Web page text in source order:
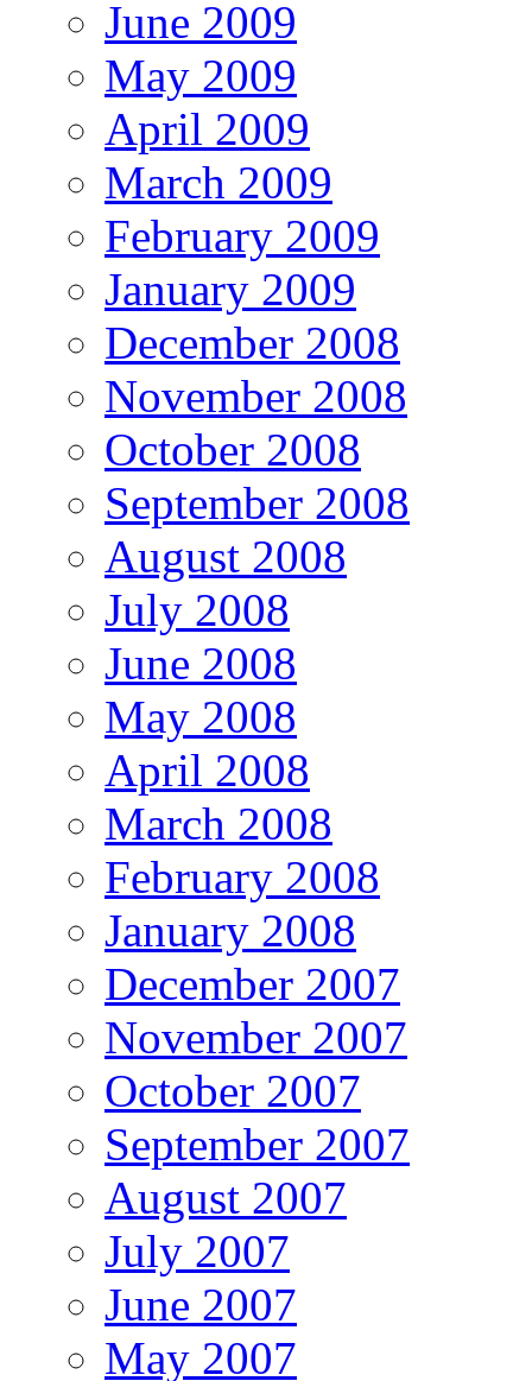
June 2009
May 2009
April 2009
March 2009
February 2009
January 2009
December 2008
November 2008
October 2008
September 2008
August 2008
July 2008
June 2008
May 2008
April 2008
March 2008
February 2008
January 2008
December 2007
November 2007
October 2007
September 2007
August 2007
July 2007
June 2007
May 2007